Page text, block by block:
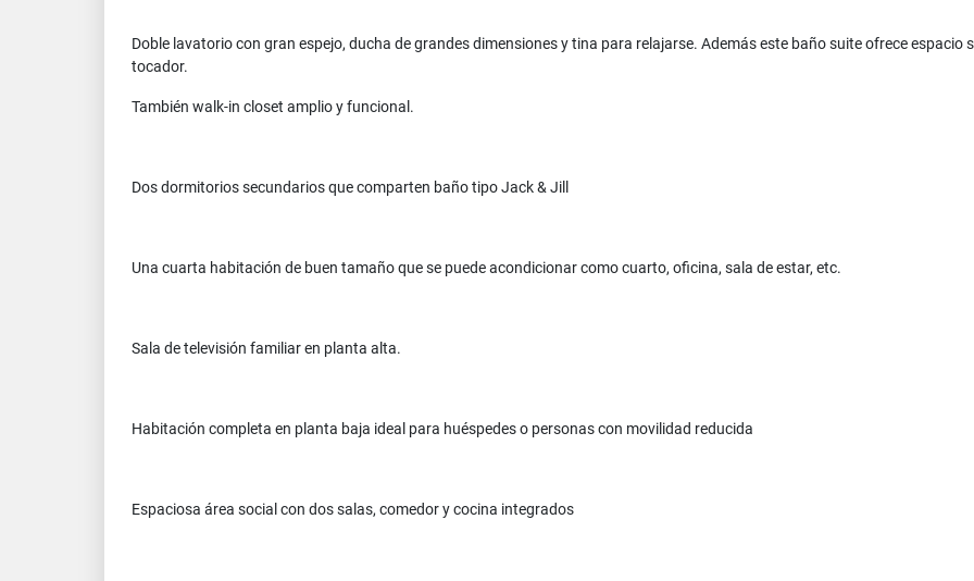
Doble lavatorio con gran espejo, ducha de grandes dimensiones y tina para relajarse. Además este baño suite ofrece
tocador.
También walk-in closet amplio y funcional.
Dos dormitorios secundarios que comparten baño tipo Jack & Jill
Una cuarta habitación de buen tamaño que se puede acondicionar como cuarto, oficina, sala de estar, etc.
Sala de televisión familiar en planta alta.
Habitación completa en planta baja ideal para huéspedes o personas con movilidad reducida
Espaciosa área social con dos salas, comedor y cocina integrados